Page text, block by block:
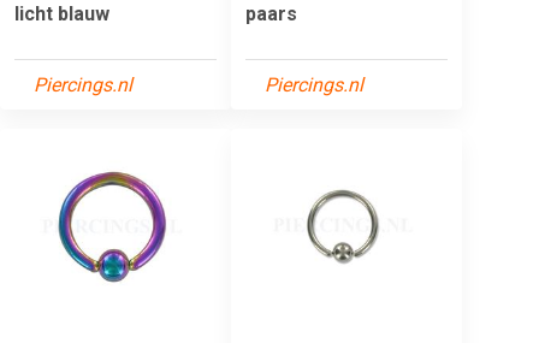
licht blauw
Piercings.nl
paars
Piercings.nl